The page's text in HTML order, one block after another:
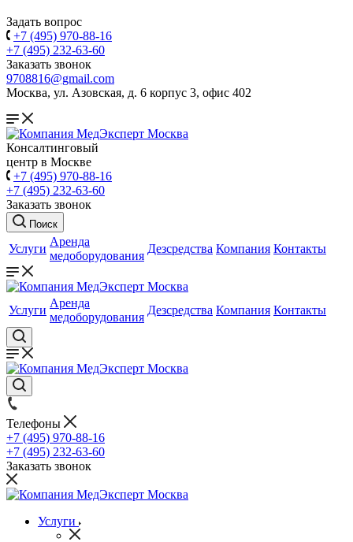
Задать вопрос
+7 (495) 970-88-16
+7 (495) 232-63-60
Заказать звонок
9708816@gmail.com
Москва, ул. Азовская, д. 6 корпус 3, офис 402
Консалтинговый
центр в Москве
+7 (495) 970-88-16
+7 (495) 232-63-60
Заказать звонок
Поиск
Услуги
Аренда
медоборудования
Дезсредства Компания Контакты
Услуги
Аренда
медоборудования
Дезсредства Компания Контакты
Телефоны
+7 (495) 970-88-16
+7 (495) 232-63-60
Заказать звонок
Услуги